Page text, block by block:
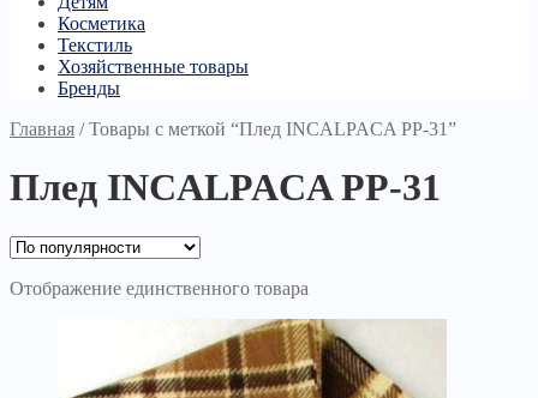
Косметика
Текстиль
Хозяйственные товары
Бренды
Главная /Товары с меткой “Плед INCALPACA PP-31”
Плед INCALPACA PP-31
Отображение единственного товара